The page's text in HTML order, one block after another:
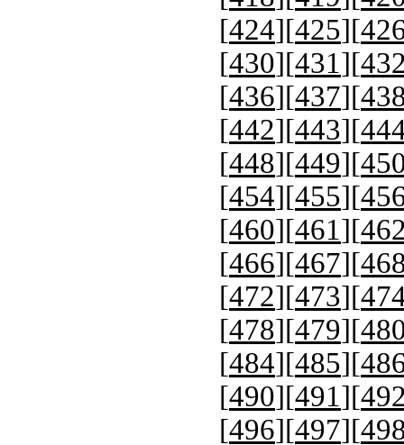
[424][425][
[430][431][
[436][437][
[442][443][
[448][449][
[454][455][
[460][461][
[466][467][
[472][473][
[478][479][
[484][485][
[490][491][
[496][497][